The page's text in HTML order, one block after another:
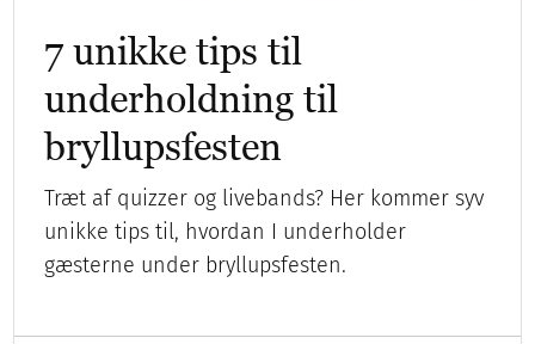
7 unikke tips til
underholdning til
bryllupsfesten
Træt af quizzer og livebands? Her kommer syv
unikke tips til, hvordan I underholder
gæsterne under bryllupsfesten.